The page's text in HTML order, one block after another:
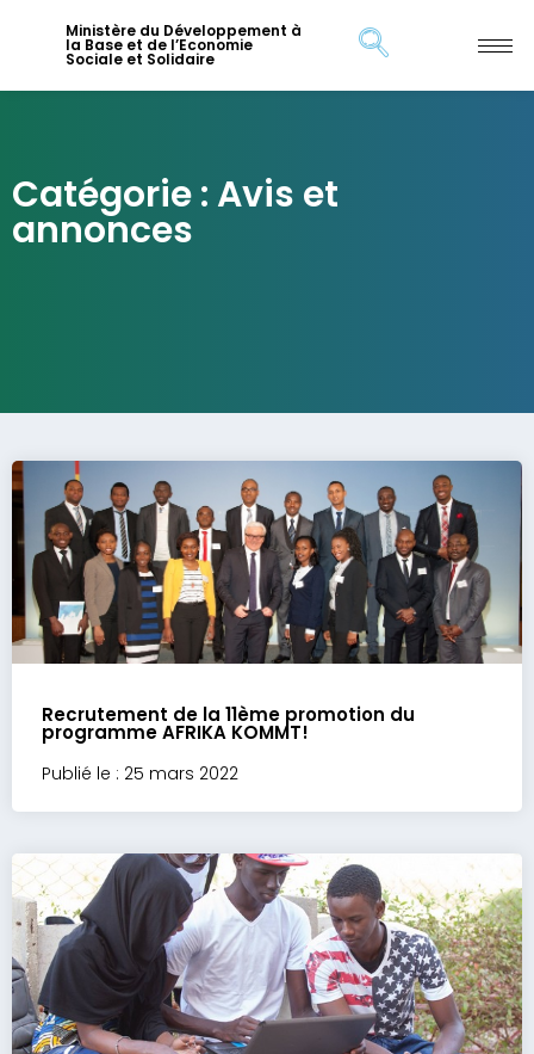
Ministère du Développement à
la Base et de l’Economie
Sociale et Solidaire
Catégorie : Avis et
annonces
Recrutement de la 11ème promotion du
programme AFRIKA KOMMT!
Publié le : 25 mars 2022